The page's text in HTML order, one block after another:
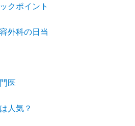
クポイント
外科の日当
医
人気？